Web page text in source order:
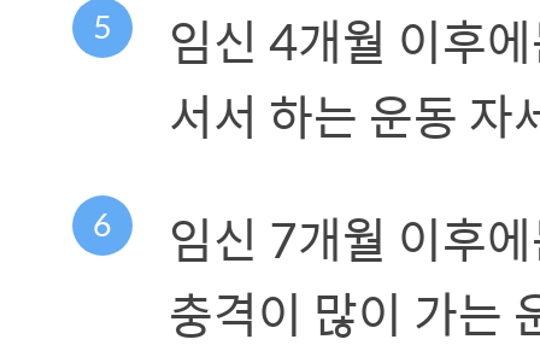
5
임신 4개월 이후
서서 하는 운동 자
6
임신 7개월 이후
충격이 많이 가는